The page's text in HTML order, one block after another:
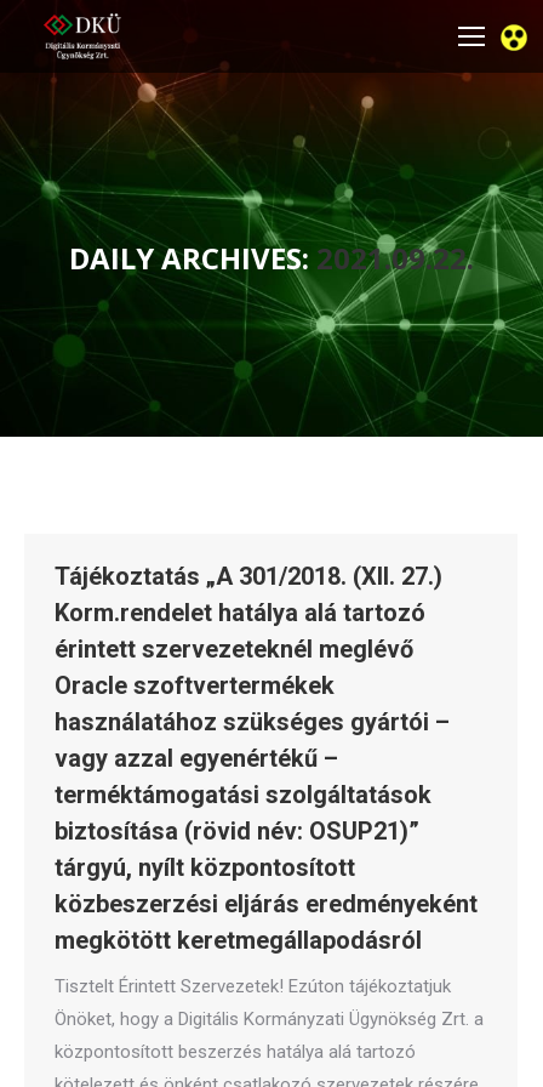
DAILY ARCHIVES: 2021.09.22.
You are here:
Tájékoztatás „A 301/2018. (XII. 27.)
Korm.rendelet hatálya alá tartozó
érintett szervezeteknél meglévő
Oracle szoftvertermékek
használatához szükséges gyártói –
vagy azzal egyenértékű –
terméktámogatási szolgáltatások
biztosítása (rövid név: OSUP21)”
tárgyú, nyílt központosított
közbeszerzési eljárás eredményeként
megkötött keretmegállapodásról
Tisztelt Érintett Szervezetek! Ezúton tájékoztatjuk
Önöket, hogy a Digitális Kormányzati Ügynökség Zrt. a
központosított beszerzés hatálya alá tartozó